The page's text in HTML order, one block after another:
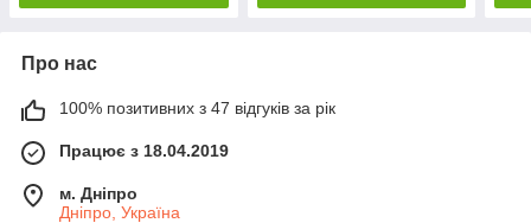
Про нас
100% позитивних з 47 відгуків за рік
Працює з 18.04.2019
м. Дніпро
Дніпро, Україна